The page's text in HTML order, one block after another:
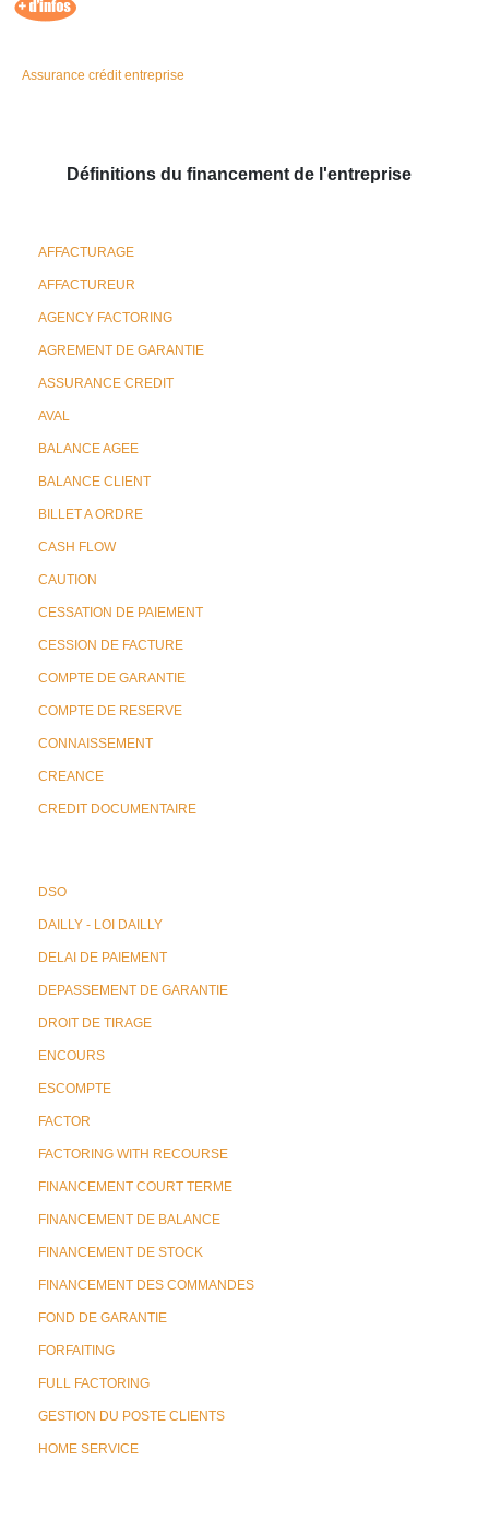
Assurance crédit entreprise
Définitions du financement de l'entreprise
AFFACTURAGE
AFFACTUREUR
AGENCY FACTORING
AGREMENT DE GARANTIE
ASSURANCE CREDIT
AVAL
BALANCE AGEE
BALANCE CLIENT
BILLET A ORDRE
CASH FLOW
CAUTION
CESSATION DE PAIEMENT
CESSION DE FACTURE
COMPTE DE GARANTIE
COMPTE DE RESERVE
CONNAISSEMENT
CREANCE
CREDIT DOCUMENTAIRE
DSO
DAILLY - LOI DAILLY
DELAI DE PAIEMENT
DEPASSEMENT DE GARANTIE
DROIT DE TIRAGE
ENCOURS
ESCOMPTE
FACTOR
FACTORING WITH RECOURSE
FINANCEMENT COURT TERME
FINANCEMENT DE BALANCE
FINANCEMENT DE STOCK
FINANCEMENT DES COMMANDES
FOND DE GARANTIE
FORFAITING
FULL FACTORING
GESTION DU POSTE CLIENTS
HOME SERVICE